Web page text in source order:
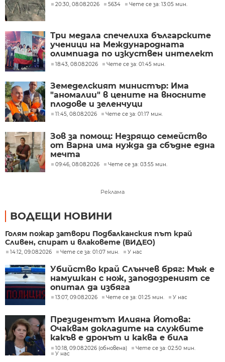
20:30, 08.08.2026 5634 Чете се за: 13:05 мин.
Три медала спечелиха българските
ученици на Международната
олимпиада по изкуствен интелект
в Казахстан
18:43, 08.08.2026 Чете се за: 01:45 мин.
Земеделският министър: Има
"аномалии" в цените на вносните
плодове и зеленчуци
11:45, 08.08.2026 Чете се за: 01:17 мин.
Зов за помощ: Незрящо семейство
от Варна има нужда да сбъдне една
мечта
09:46, 08.08.2026 Чете се за: 03:55 мин.
Реклама
ВОДЕЩИ НОВИНИ
Голям пожар затвори Подбалканския път край
Сливен, спират и влаковете (ВИДЕО)
14:12, 09.08.2026 Чете се за: 01:07 мин. У нас
Убийство край Слънчев бряг: Мъж е
намушкан с нож, заподозреният се
опитал да избяга
13:07, 09.08.2026 Чете се за: 01:25 мин. У нас
Президентът Илияна Йотова:
Очаквам докладите на службите
какъв е дронът и каква е била
неговата роля
10:18, 09.08.2026 (обновена)
Чете се за: 02:50 мин.
У нас